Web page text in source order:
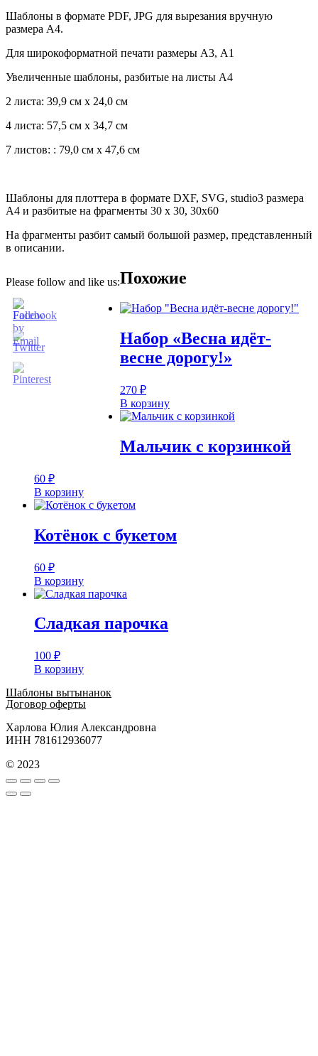
Шаблоны в формате PDF, JPG для вырезания вручную
размера А4.
Для широкоформатной печати размеры А3, А1
Увеличенные шаблоны, разбитые на листы А4
2 листа: 39,9 см х 24,0 см
4 листа: 57,5 см х 34,7 см
7 листов: : 79,0 см х 47,6 см
Шаблоны для плоттера в формате DXF, SVG, studio3 размера
А4 и разбитые на фрагменты 30 х 30, 30х60
На фрагменты разбит самый большой размер, представленный
в описании.
Please follow and like us:Похожие
Набор «Весна идёт-
весне дорогу!»
270 ₽
В корзину
Мальчик с корзинкой
60 ₽
В корзину
Котёнок с букетом
60 ₽
В корзину
Сладкая парочка
100 ₽
В корзину
Шаблоны вытынанок
Договор оферты
Харлова Юлия Александровна
ИНН 781612936077
© 2023